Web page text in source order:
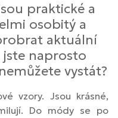
praktické a
osobitý a
aktuální
naprosto
vystát?
vzory. Jsou krásné,
Do módy se po